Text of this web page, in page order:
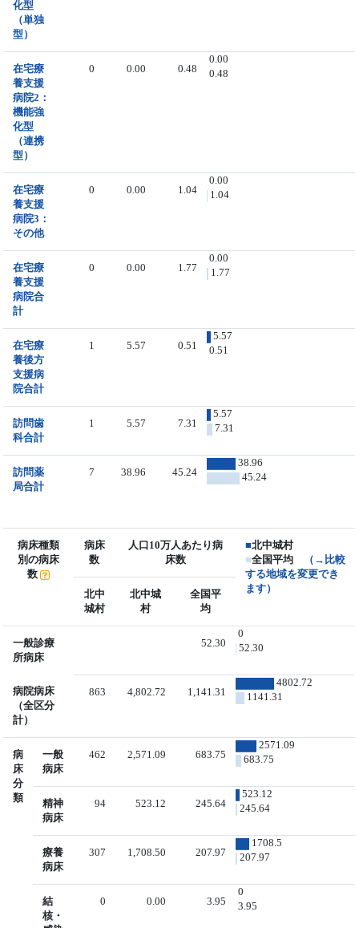
化型
（単独
型）
在宅療
養支援
病院2：
機能強
化型
（連携
型）
0 0.00 0.48
0.00
0.48
在宅療
養支援
病院3：
その他
0 0.00 1.04
0.00
1.04
在宅療
養支援
病院合
計
0 0.00 1.77
0.00
1.77
在宅療
養後方
支援病
院合計
1 5.57 0.51
5.57
0.51
訪問歯
科合計
1 5.57 7.31
5.57
7.31
訪問薬
局合計
7 38.96 45.24
38.96
45.24
病床種類
別の病床
数
病床
数
人口10万人あたり病
床数
■北中城村
■全国平均
（→比較
する地域を変更でき
ます）
北中
城村
北中城
村
全国平
均
一般診療
所病床
52.30
0
52.30
病院病床
（全区分
計）
863 4,802.72 1,141.31
4802.72
1141.31
病
床
分
類
一般
病床
462 2,571.09 683.75
2571.09
683.75
精神
病床
94 523.12 245.64
523.12
245.64
療養
病床
307 1,708.50 207.97
1708.5
207.97
結
核・
0 0.00 3.95
0
3.95